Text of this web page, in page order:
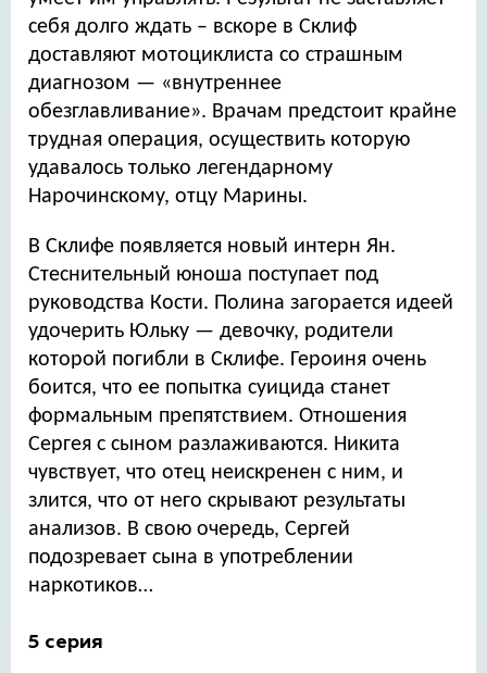
себя долго ждать – вскоре в Склиф
доставляют мотоциклиста со страшным
диагнозом — «внутреннее
обезглавливание». Врачам предстоит крайне
трудная операция, осуществить которую
удавалось только легендарному
Нарочинскому, отцу Марины.
В Склифе появляется новый интерн Ян.
Стеснительный юноша поступает под
руководства Кости. Полина загорается идеей
удочерить Юльку — девочку, родители
которой погибли в Склифе. Героиня очень
боится, что ее попытка суицида станет
формальным препятствием. Отношения
Сергея с сыном разлаживаются. Никита
чувствует, что отец неискренен с ним, и
злится, что от него скрывают результаты
анализов. В свою очередь, Сергей
подозревает сына в употреблении
наркотиков…
5 серия